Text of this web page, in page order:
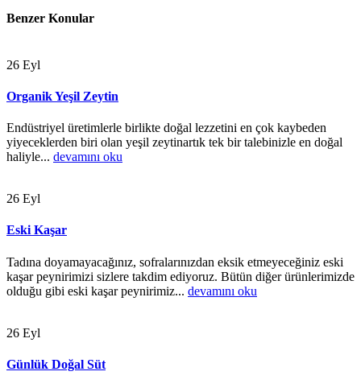
Benzer Konular
26 Eyl
Organik Yeşil Zeytin
Endüstriyel üretimlerle birlikte doğal lezzetini en çok kaybeden
yiyeceklerden biri olan yeşil zeytinartık tek bir talebinizle en doğal
haliyle... devamını oku
26 Eyl
Eski Kaşar
Tadına doyamayacağınız, sofralarınızdan eksik etmeyeceğiniz eski
kaşar peynirimizi sizlere takdim ediyoruz. Bütün diğer ürünlerimizde
olduğu gibi eski kaşar peynirimiz... devamını oku
26 Eyl
Günlük Doğal Süt